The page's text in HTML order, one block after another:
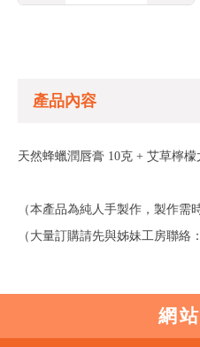
產品內容
天然蜂蠟潤唇膏 10克 + 艾草檸
（本產品為純人手製作，製作需
（大量訂購請先與姊妹工房聯絡
網